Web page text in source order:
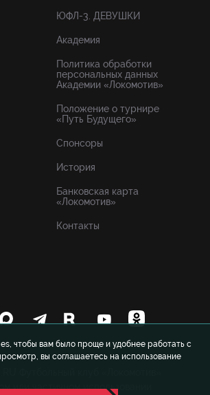
чтобы вам было проще и удобнее работать с
вы соглашаетесь на использование
ЮФЛ-3. ДЕВУШКИ
Академия
Политика обработки
персональных данных
Академии «Локомотив»
Положение о турнире
«Путь Будущего»
Спонсоры
История
Банковская карта
«Локомотив»
Контакты
Футбольный клуб «Локомотив»
или частичном использовании